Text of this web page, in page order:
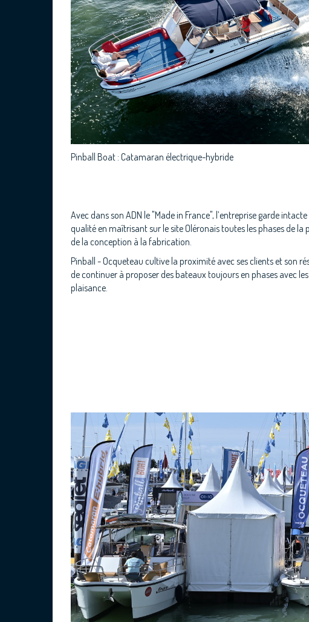
Pinball Boat : Catamaran électrique-hybride
Avec dans son ADN le "Made in France", l’entreprise garde
qualité en maîtrisant sur le site Oléronais toutes les phases de
de la conception à la fabrication.
Pinball - Ocqueteau cultive la proximité avec ses clients et son
de continuer à proposer des bateaux toujours en phases avec
plaisance.